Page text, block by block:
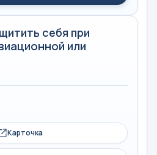
себя при
или
Карточка